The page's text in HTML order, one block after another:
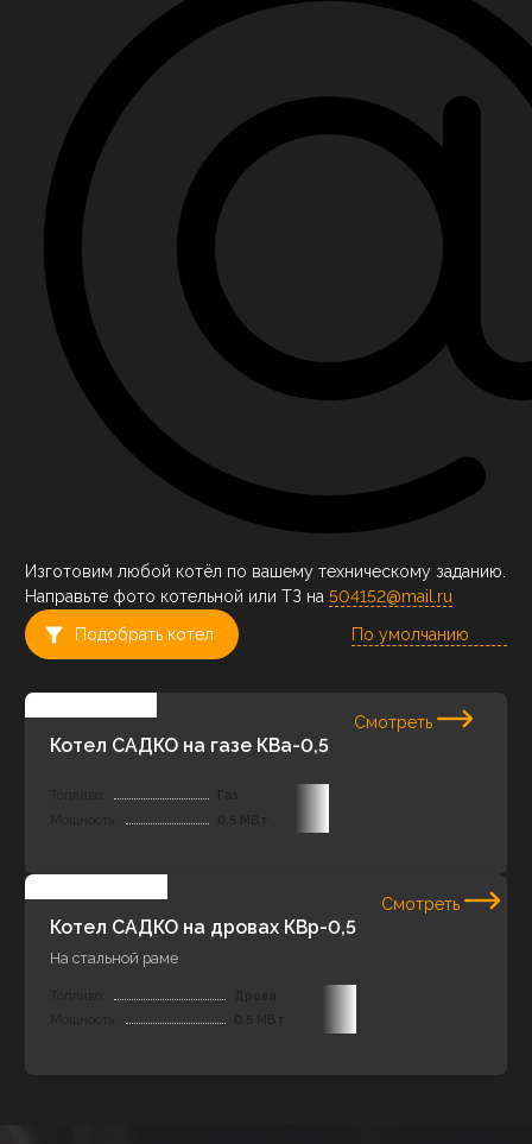
Изготовим любой котёл по вашему техническому заданию.
Направьте фото котельной или ТЗ на 504152@mail.ru
Подобрать котел
Котел САДКО на газе КВа-0,5
Смотреть
Котел САДКО на дровах КВр-0,5
На стальной раме
Смотреть